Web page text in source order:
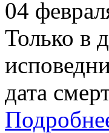
04
Только в
дата